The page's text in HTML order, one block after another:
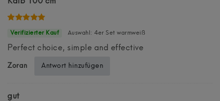
Auswahl: 4er Set warmweiß
Perfect choice, simple and effective
Zoran Antwort hinzufügen
gut